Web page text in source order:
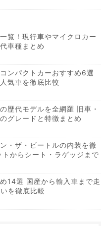
覧！現行車やマイクロカー
車種まとめ
ンパクトカーおすすめ6選
気車を徹底比較
歴代モデルを全網羅 旧車・
グレードと特徴まとめ
・ザ・ビートルの内装を徹
からシート・ラゲッジまで
14選 国産から輸入車まで走
を徹底比較